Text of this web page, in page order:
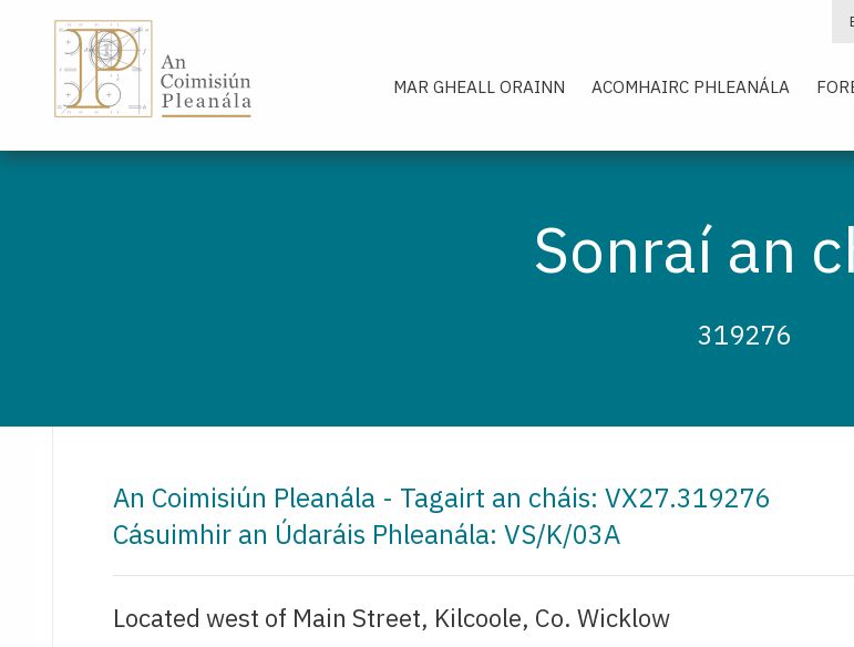
MAR GHEALL ORAINN ACOMHAIRC PHLEANÁLA
Sonraí an
319276
An Coimisiún Pleanála - Tagairt an cháis: VX27.319276
Cásuimhir an Údaráis Phleanála: VS/K/03A
Located west of Main Street, Kilcoole, Co. Wicklow